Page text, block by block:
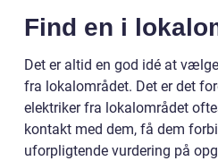
Find en i
Det er altid en god idé at
fra lokalområdet. Det er det
elektriker fra lokalområdet
kontakt med dem, få dem
uforpligtende vurdering på